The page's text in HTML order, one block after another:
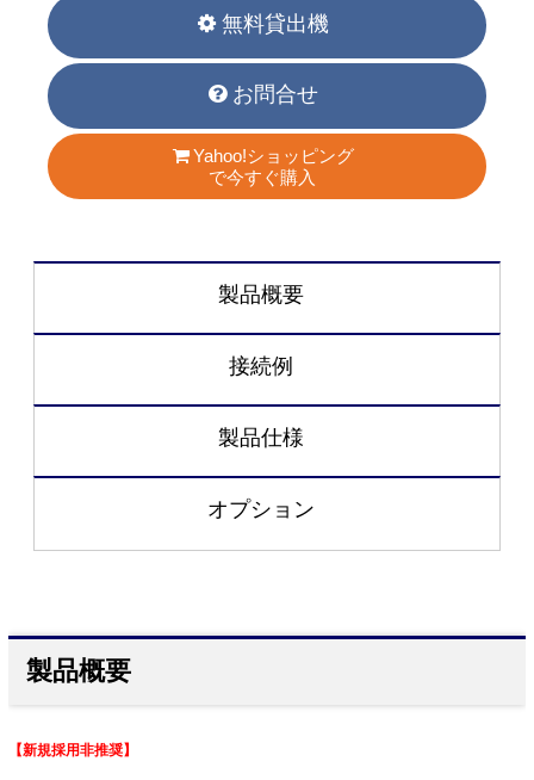
無料貸出機
お問合せ
Yahoo!ショッピング
で今すぐ購入
製品概要
接続例
製品仕様
オプション
製品概要
【新規採用非推奨】